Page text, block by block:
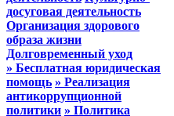
досуговая деятельность
Организация здорового
образа жизни
Долговременный уход
» Бесплатная юридическая
помощь » Реализация
антикоррупционной
политики » Политика